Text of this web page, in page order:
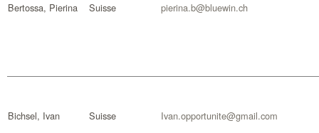
Bertossa, Pierina Suisse pierina.b@bluewin.ch
Bichsel, Ivan Suisse Ivan.opportunite@gmail.com